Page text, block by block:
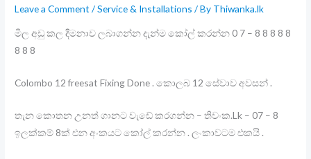
Leave a Comment /Service & Installations / By Thiwanka.lk
මිල අඩු කල දීමනාව ලබාගන්න දැන්ම කෝල් කරන්න 0 7 – 8 8 8 8 8
8 8 8
Colombo 12 freesat Fixing Done . කොලබ 12 සේවාව අවසන් .
තැන කොතන උනත් ගානට වැඩේ කරගන්න – තිවංක.Lk – 07 – 8
ඉලක්කම් 8ක් එන අංකයට කෝල් කරන්න . ලංකාවටම එකයි .